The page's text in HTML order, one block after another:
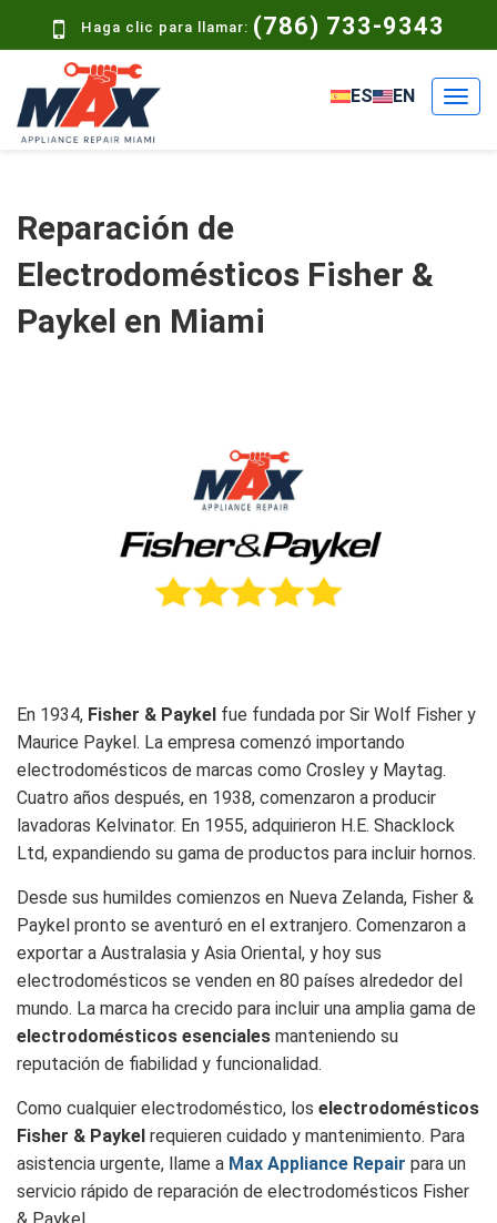
Haga clic para llamar: (786) 733-9343
ES EN
Reparación de
Electrodomésticos Fisher &
Paykel en Miami
En 1934, Fisher & Paykel fue fundada por Sir Wolf Fisher y
Maurice Paykel. La empresa comenzó importando
electrodomésticos de marcas como Crosley y Maytag.
Cuatro años después, en 1938, comenzaron a producir
lavadoras Kelvinator. En 1955, adquirieron H.E. Shacklock
Ltd, expandiendo su gama de productos para incluir hornos.
Desde sus humildes comienzos en Nueva Zelanda, Fisher &
Paykel pronto se aventuró en el extranjero. Comenzaron a
exportar a Australasia y Asia Oriental, y hoy sus
electrodomésticos se venden en 80 países alrededor del
mundo. La marca ha crecido para incluir una amplia gama de
electrodomésticos esenciales manteniendo su
reputación de fiabilidad y funcionalidad.
Como cualquier electrodoméstico, los electrodomésticos
Fisher & Paykel requieren cuidado y mantenimiento. Para
asistencia urgente, llame a Max Appliance Repair para un
servicio rápido de reparación de electrodomésticos Fisher